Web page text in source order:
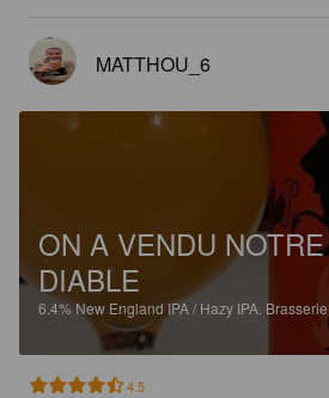
MATTHOU_6
ON A VENDU
DIABLE
6.4%New England IPA / Hazy IPA.
4.5